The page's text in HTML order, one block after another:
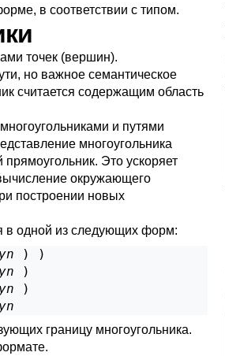
в соответствии с типом.
точек (вершин).
но важное семантическое
считается содержащим область
и путями
многоугольника
Это ускоряет
окружающего
построении новых
в одной из следующих форм:
yn ) )
yn )
yn )
yn
границу многоугольника.